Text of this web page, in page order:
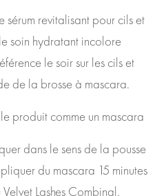
revitalisant pour cils et
soin hydratant incolore
le soir sur les cils et
de la brosse à mascara.
produit comme un mascara
dans le sens de la pousse
du mascara 15 minutes
Lashes Combinal.